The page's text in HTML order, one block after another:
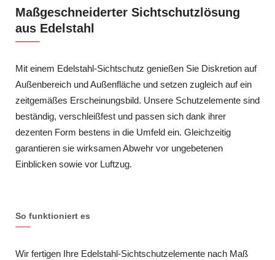
Maßgeschneiderter Sichtschutzlösung
aus Edelstahl
Mit einem Edelstahl-Sichtschutz genießen Sie Diskretion auf
Außenbereich und Außenfläche und setzen zugleich auf ein
zeitgemäßes Erscheinungsbild. Unsere Schutzelemente sind
beständig, verschleißfest und passen sich dank ihrer
dezenten Form bestens in die Umfeld ein. Gleichzeitig
garantieren sie wirksamen Abwehr vor ungebetenen
Einblicken sowie vor Luftzug.
So funktioniert es
Wir fertigen Ihre Edelstahl-Sichtschutzelemente nach Maß